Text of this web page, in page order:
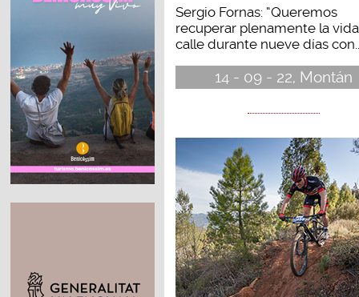
Sergio Fornas: “Queremos
recuperar plenamente la
calle durante nueve días
14 - 09 - 22, Montán